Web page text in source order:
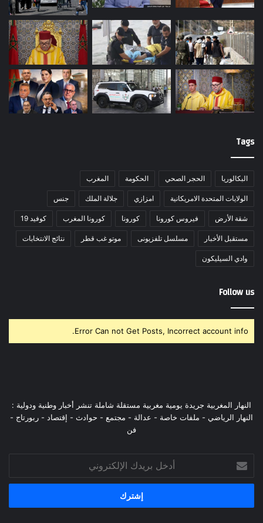
Tags
البكالوريا الحجر الصحي الحكومة المغرب
الولايات المتحدة الامريكانية امزازي جلالة الملك جنس
شقة الأرض فيروس كورونا كورونا كورونا المغرب كوفيد 19
مستقبل الأخبار مسلسل تلفزيونى موتو غب قطر نتائج الانتخابات
وادي السيليكون
Follow us
Error Can not Get Posts, Incorrect account info.
النهار المغربية جريدة يومية مغربية مستقلة شاملة تنشر أخبار وطنية ودولية :
النهار الرياضي - ملفات خاصة - عدالة - مجتمع - حوادث - إقتصاد - ربورتاج -
فن
أدخل
بريدك
الإلكتروني